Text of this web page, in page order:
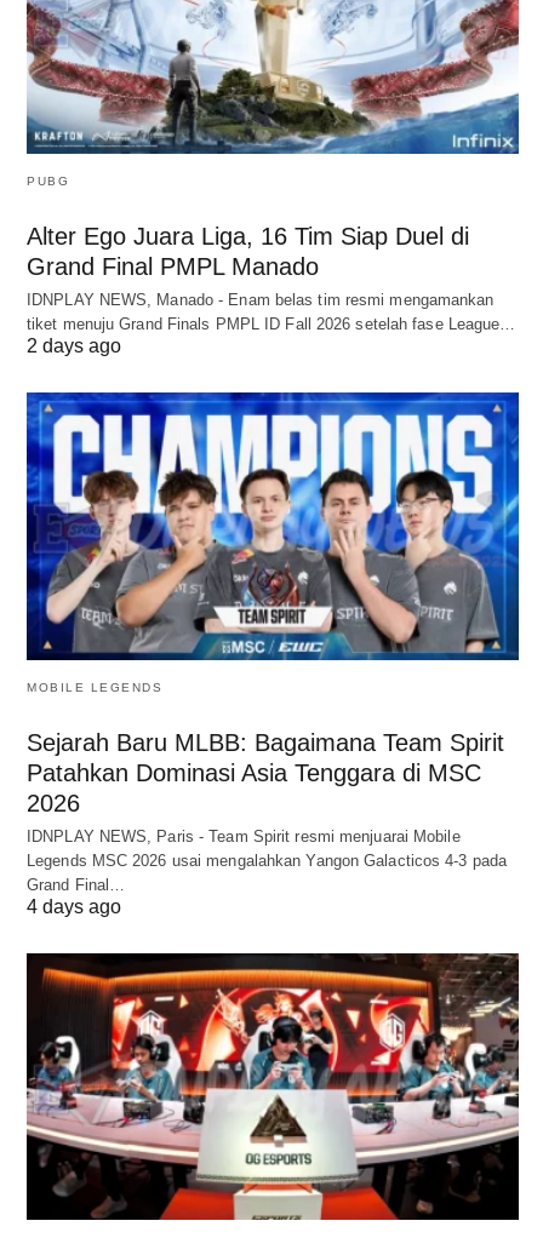
PUBG
Alter Ego Juara Liga, 16 Tim Siap Duel di
Grand Final PMPL Manado
IDNPLAY NEWS, Manado - Enam belas tim resmi mengamankan
tiket menuju Grand Finals PMPL ID Fall 2026 setelah fase League…
2 days ago
MOBILE LEGENDS
Sejarah Baru MLBB: Bagaimana Team Spirit
Patahkan Dominasi Asia Tenggara di MSC
2026
IDNPLAY NEWS, Paris - Team Spirit resmi menjuarai Mobile
Legends MSC 2026 usai mengalahkan Yangon Galacticos 4-3 pada
Grand Final…
4 days ago